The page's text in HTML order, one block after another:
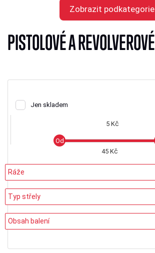
Zobrazit podkategorie
PISTOLOVÉ A REVOLVEROVÉ
Jen skladem
5 Kč
45 Kč